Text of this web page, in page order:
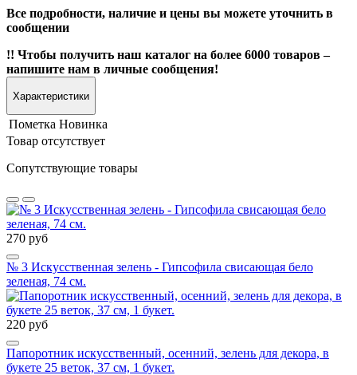
Все подробности, наличие и цены вы можете уточнить в
сообщении
!! Чтобы получить наш каталог на более 6000 товаров –
напишите нам в личные сообщения!
Характеристики
Пометка Новинка
Товар отсутствует
Сопутствующие товары
270 руб
№ 3 Искусственная зелень - Гипсофила свисающая бело
зеленая, 74 см.
220 руб
Папоротник искусственный, осенний, зелень для декора, в
букете 25 веток, 37 см, 1 букет.